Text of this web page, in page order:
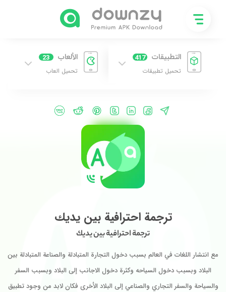
التطبيقات 417
تحميل تطبيقات
الألعاب 23
تحميل العاب
ترجمة احترافية بين يديك
ترجمة احترافية بين يديك
مع انتشار اللغات في العالم بسبب دخول التجارة المتبادلة والصناعة المتبادلة بين
البلاد وبسبب دخول السياحه وكثرة دخول الاجانب إلى البلاد وبسبب السفر
والسياحة والسفر التجاري والصناعي إلى البلاد الأخرى فكان لابد من وجود تطبيق